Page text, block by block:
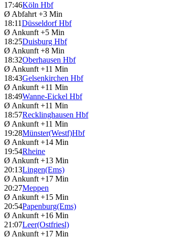
17:46Köln Hbf
Ø Abfahrt +3 Min
18:11Düsseldorf Hbf
Ø Ankunft +5 Min
18:25Duisburg Hbf
Ø Ankunft +8 Min
18:32Oberhausen Hbf
Ø Ankunft +11 Min
18:43Gelsenkirchen Hbf
Ø Ankunft +11 Min
18:49Wanne-Eickel Hbf
Ø Ankunft +11 Min
18:57Recklinghausen Hbf
Ø Ankunft +11 Min
19:28Münster(Westf)Hbf
Ø Ankunft +14 Min
19:54Rheine
Ø Ankunft +13 Min
20:13Lingen(Ems)
Ø Ankunft +17 Min
20:27Meppen
Ø Ankunft +15 Min
20:54Papenburg(Ems)
Ø Ankunft +16 Min
21:07Leer(Ostfriesl)
Ø Ankunft +17 Min